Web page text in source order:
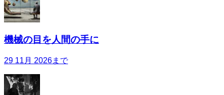
機械の目を人間の手に
29 11月 2026まで